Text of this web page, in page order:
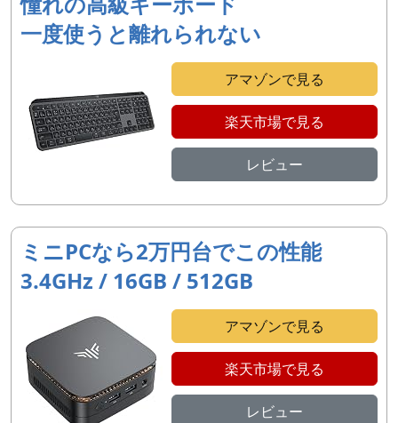
一度使うと離れられない
アマゾンで見る
楽天市場で見る
レビュー
ミニPCなら2万円台でこの性能
3.4GHz / 16GB / 512GB
アマゾンで見る
楽天市場で見る
レビュー